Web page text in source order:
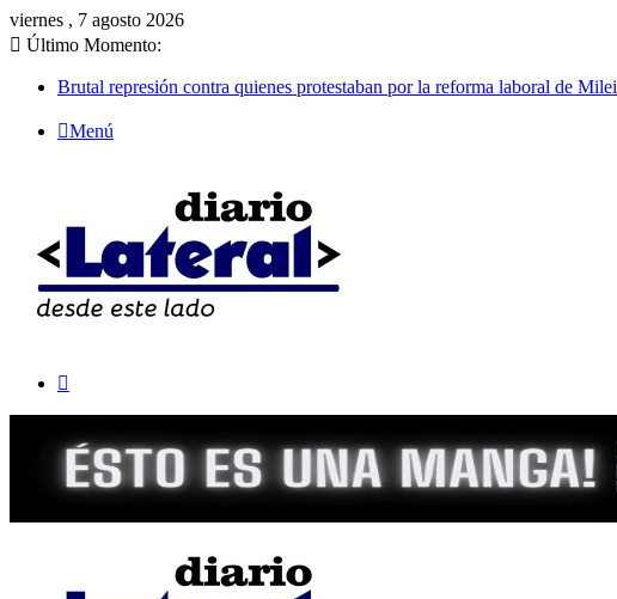
viernes , 7 agosto 2026
Último Momento:
Brutal represión contra quienes protestaban por la reforma laboral de Milei
Menú